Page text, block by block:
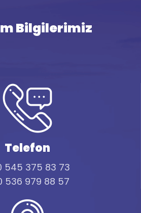
Bilgilerimiz
Telefon
545 375 83 73
536 979 88 57